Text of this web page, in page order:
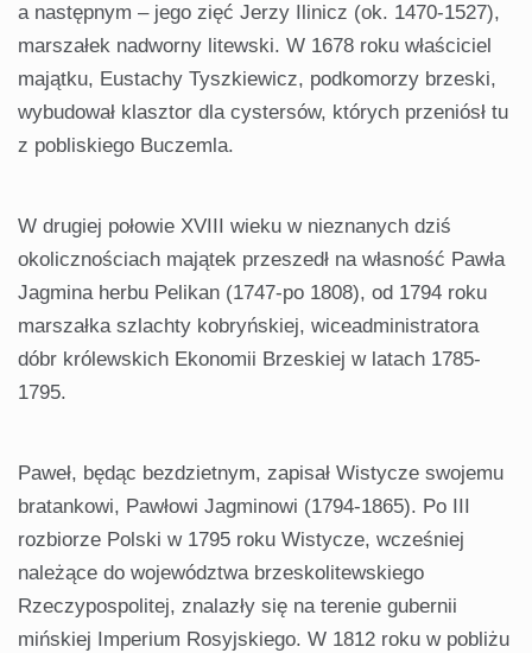
a następnym – jego zięć Jerzy Ilinicz (ok. 1470-1527),
marszałek nadworny litewski. W 1678 roku właściciel
majątku, Eustachy Tyszkiewicz, podkomorzy brzeski,
wybudował klasztor dla cystersów, których przeniósł tu
z pobliskiego Buczemla.
W drugiej połowie XVIII wieku w nieznanych dziś
okolicznościach majątek przeszedł na własność Pawła
Jagmina herbu Pelikan (1747-po 1808), od 1794 roku
marszałka szlachty kobryńskiej, wiceadministratora
dóbr królewskich Ekonomii Brzeskiej w latach 1785-
1795.
Paweł, będąc bezdzietnym, zapisał Wistycze swojemu
bratankowi, Pawłowi Jagminowi (1794-1865). Po III
rozbiorze Polski w 1795 roku Wistycze, wcześniej
należące do województwa brzeskolitewskiego
Rzeczypospolitej, znalazły się na terenie gubernii
mińskiej Imperium Rosyjskiego. W 1812 roku w pobliżu